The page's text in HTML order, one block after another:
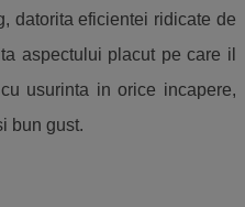
datorita eficientei ridicate de
aspectului placut pe care il
usurinta in orice incapere,
bun gust.